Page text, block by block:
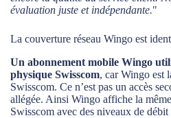
évaluation juste et indépendante."
La couverture réseau Wingo est
Un abonnement mobile Wingo
physique Swisscom, car Wingo est
Swisscom. Ce n’est pas un accès
allégée. Ainsi Wingo affiche la
Swisscom avec des niveaux de